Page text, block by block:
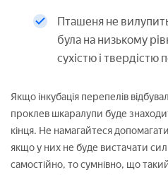
Пташеня не
була на низькому
сухістю і
Якщо інкубація перепелів
проклев шкаралупи буде
кінця. Не намагайтеся
якщо у них не буде вистачати
самостійно, то сумнівно, що